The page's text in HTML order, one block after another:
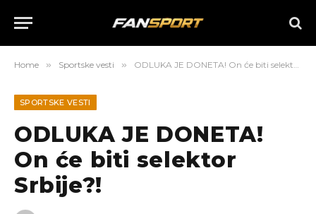
Home » Sportske vesti » ODLUKA JE DONETA! On će biti selektor Srbije?!
SPORTSKE VESTI
ODLUKA JE DONETA!
On će biti selektor
Srbije?!